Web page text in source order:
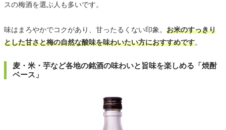
スの梅酒を選ぶ人も多いです。
味はまろやかでコクがあり、甘ったるくない印象。 お米のすっきり
とした甘さと梅の自然な酸味を味わいたい方におすすめです。
麦・米・芋など各地の銘酒の味わいと旨味を楽しめる「焼酎
ベース」